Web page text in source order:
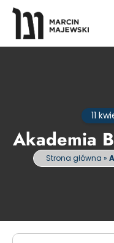
11
Akademia
Strona główna »